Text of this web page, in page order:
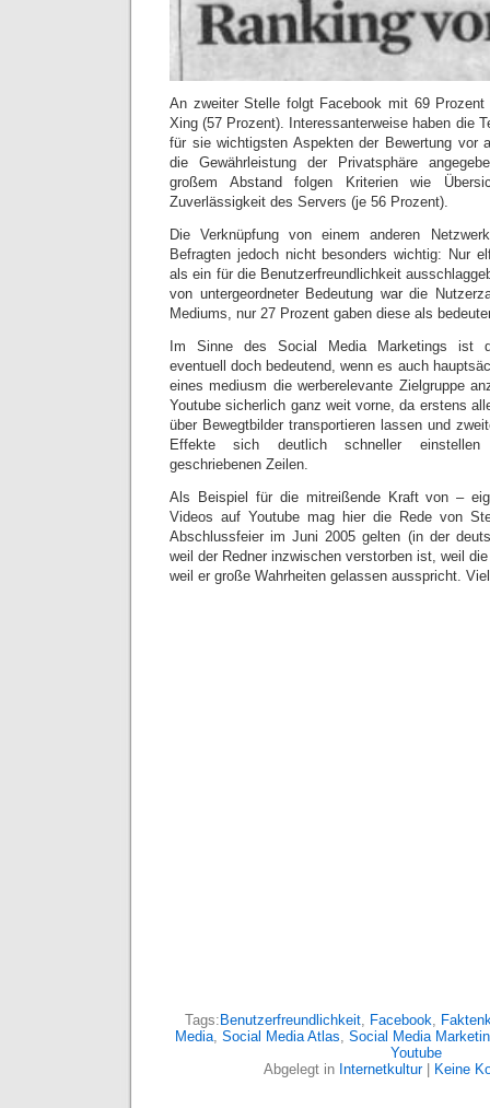
An zweiter Stelle folgt Facebook mit 69 Prozent
Xing (57 Prozent). Interessanterweise haben die
für sie wichtigsten Aspekten der Bewertung vor
die Gewährleistung der Privatsphäre
großem Abstand folgen Kriterien wie
Zuverlässigkeit des Servers (je 56 Prozent).
Die Verknüpfung von einem anderen
Befragten jedoch nicht besonders wichtig: Nur
als ein für die Benutzerfreundlichkeit
von untergeordneter Bedeutung war die
Mediums, nur 27 Prozent gaben diese als
Im Sinne des Social Media Marketings ist
eventuell doch bedeutend, wenn es auch
eines mediusm die werberelevante Zielgruppe
Youtube sicherlich ganz weit vorne, da erstens
über Bewegtbilder transportieren lassen und
Effekte sich deutlich schneller
geschriebenen Zeilen.
Als Beispiel für die mitreißende Kraft von –
Videos auf Youtube mag hier die Rede von
Abschlussfeier im Juni 2005 gelten (in der
weil der Redner inzwischen verstorben ist, weil
weil er große Wahrheiten gelassen ausspricht.
Tags: Benutzerfreundlichkeit, Facebook,
Media, Social Media Atlas, Social Media
Youtube
Abgelegt in Internetkultur| Keine